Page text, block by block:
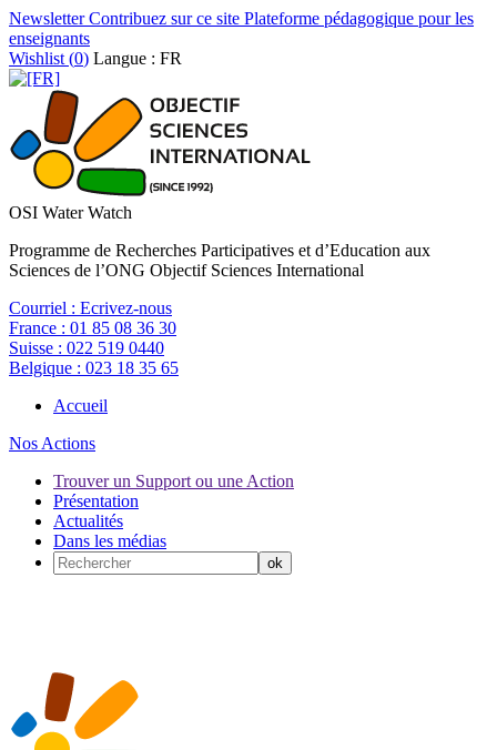
NewsletterContribuez sur ce site Plateforme pédagogique pour les
enseignants
Wishlist (0) Langue : FR
OSI Water Watch
Programme de Recherches Participatives et d’Education aux
Sciences de l’ONG Objectif Sciences International
Courriel : Ecrivez-nous
France : 01 85 08 36 30
Suisse : 022 519 0440
Belgique : 023 18 35 65
Accueil
Nos Actions
Trouver un Support ou une Action
Présentation
Actualités
Dans les médias